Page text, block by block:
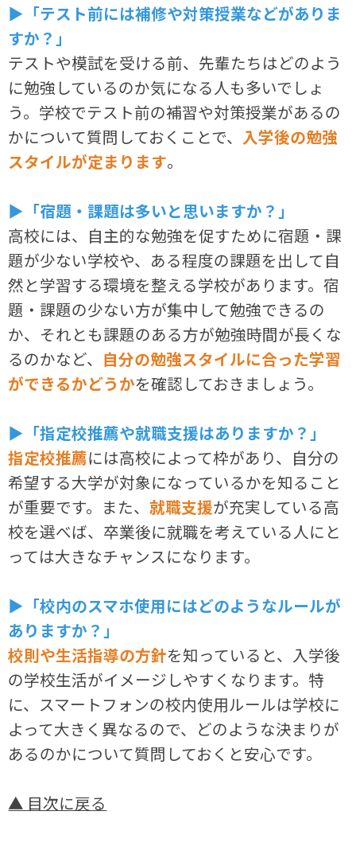
▶「テスト前には補修や対策授業などがありま
すか？」
テストや模試を受ける前、先輩たちはどのよう
に勉強しているのか気になる人も多いでしょ
う。学校でテスト前の補習や対策授業があるの
かについて質問しておくことで、 入学後の勉強
スタイルが定まります。
▶「宿題・課題は多いと思いますか？」
高校には、自主的な勉強を促すために宿題・課
題が少ない学校や、ある程度の課題を出して自
然と学習する環境を整える学校があります。宿
題・課題の少ない方が集中して勉強できるの
か、それとも課題のある方が勉強時間が長くな
るのかなど、 自分の勉強スタイルに合った学習
ができるかどうかを確認しておきましょう。
▶「指定校推薦や就職支援はありますか？」
指定校推薦には高校によって枠があり、自分の
希望する大学が対象になっているかを知ること
が重要です。また、就職支援が充実している高
校を選べば、卒業後に就職を考えている人にと
っては大きなチャンスになります。
▶「校内のスマホ使用にはどのようなルールが
ありますか？」
校則や生活指導の方針を知っていると、入学後
の学校生活がイメージしやすくなります。特
に、スマートフォンの校内使用ルールは学校に
よって大きく異なるので、どのような決まりが
あるのかについて質問しておくと安心です。
▲ 目次に戻る